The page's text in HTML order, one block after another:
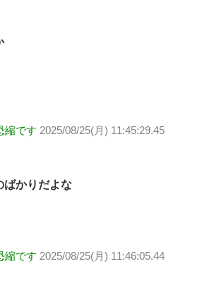
縮です 2025/08/25(月) 11:45:29.45
ばかりだよな
縮です 2025/08/25(月) 11:46:05.44